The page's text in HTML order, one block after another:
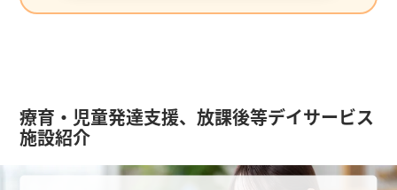
療育・児童発達支援、放課後等デイサービス
施設紹介